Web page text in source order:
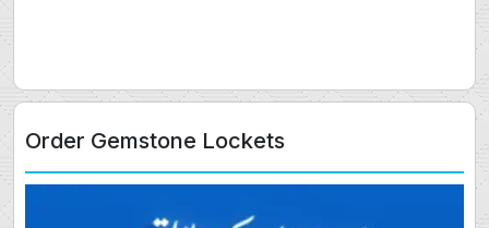
Order Gemstone Lockets